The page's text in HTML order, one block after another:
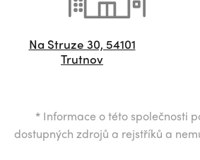
Na Struze 30, 54101
Trutnov
* Informace o této společnosti
dostupných zdrojů a rejstříků a